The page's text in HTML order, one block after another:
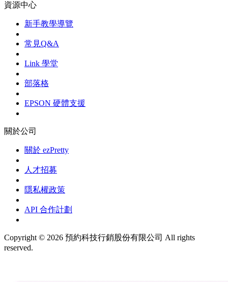
資源中心
新手教學導覽
常見Q&A
Link 學堂
部落格
EPSON 硬體支援
關於公司
關於 ezPretty
人才招募
隱私權政策
API 合作計劃
Copyright © 2026 預約科技行銷股份有限公司 All rights
reserved.